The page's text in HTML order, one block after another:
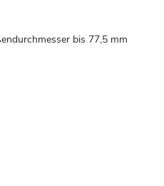
bis 77,5 mm